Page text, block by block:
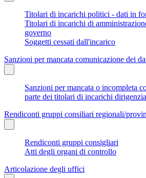
Titolari di incarichi politici - dati in
Titolari di incarichi di
governo
Soggetti cessati dall'incarico
Sanzioni per mancata comunicazione dei
Sanzioni per mancata o incompleta
parte dei titolari di incarichi
Rendiconti gruppi consiliari regionali/
Rendiconti gruppi consigliari
Atti degli organi di controllo
Articolazione degli uffici